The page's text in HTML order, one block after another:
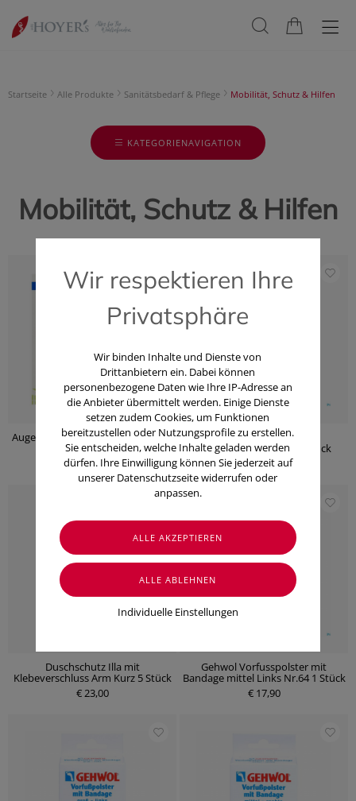
Startseite Alle Produkte Sanitätsbedarf & Pflege Mobilität, Schutz & Hilfen
KATEGORIENAVIGATION
Mobilität, Schutz & Hilfen
Augenokklusionspflaster Ortopad
Junior 72021 50 Stück
€ 28,70
Duschschutz Illa mit
Klebeverschluss Bein 5 Stück
€ 23,00
Duschschutz Illa mit
Klebeverschluss Arm Kurz 5 Stück
€ 23,00
Gehwol Vorfusspolster mit
Bandage mittel Links Nr.64 1 Stück
€ 17,90
Wir respektieren Ihre
Privatsphäre
Wir binden Inhalte und Dienste von
Drittanbietern ein. Dabei können
personenbezogene Daten wie Ihre IP-Adresse an
die Anbieter übermittelt werden. Einige Dienste
setzen zudem Cookies, um Funktionen
bereitzustellen oder Nutzungsprofile zu erstellen.
Sie entscheiden, welche Inhalte geladen werden
dürfen. Ihre Einwilligung können Sie jederzeit auf
unserer Datenschutzseite widerrufen oder
anpassen.
Individuelle Einstellungen